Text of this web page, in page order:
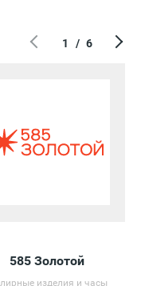
585 Золотой
изделия и часы
1 / 6